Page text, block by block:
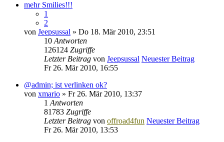
mehr Smilies!!!
1
2
von Jeepsussal » Do 18. Mär 2010, 23:51
10 Antworten
126124 Zugriffe
Letzter Beitrag von Jeepsussal Neuester Beitrag
Fr 26. Mär 2010, 16:55
@admin; ist verlinken ok?
von xmario » Fr 26. Mär 2010, 13:37
1 Antworten
81783 Zugriffe
Letzter Beitrag von offroad4fun Neuester Beitrag
Fr 26. Mär 2010, 13:53